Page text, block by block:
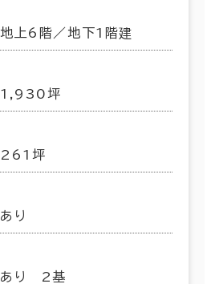
地上6階／地下1階建
1,930坪
261坪
あり
あり 2基